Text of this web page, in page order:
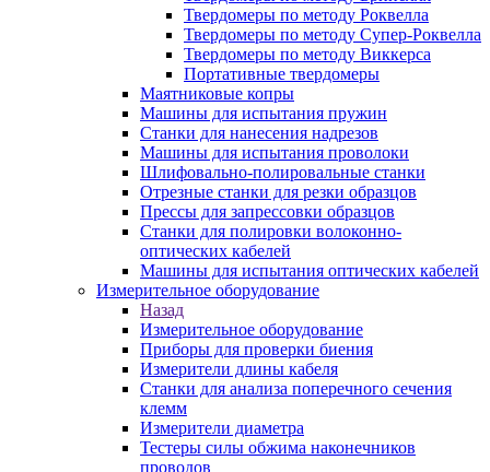
Твердомеры по методу Роквелла
Твердомеры по методу Супер-Роквелла
Твердомеры по методу Виккерса
Портативные твердомеры
Маятниковые копры
Машины для испытания пружин
Станки для нанесения надрезов
Машины для испытания проволоки
Шлифовально-полировальные станки
Отрезные станки для резки образцов
Прессы для запрессовки образцов
Станки для полировки волоконно-
оптических кабелей
Машины для испытания оптических кабелей
Измерительное оборудование
Назад
Измерительное оборудование
Приборы для проверки биения
Измерители длины кабеля
Станки для анализа поперечного сечения
клемм
Измерители диаметра
Тестеры силы обжима наконечников
проводов